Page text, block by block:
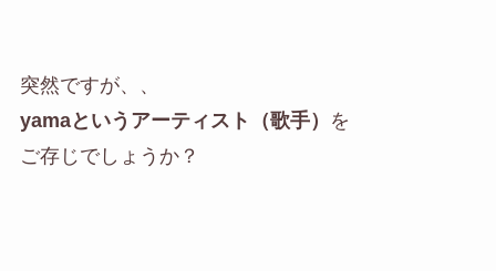
突然ですが、、
yamaというアーティスト（歌手）
を
ご存じでしょうか？